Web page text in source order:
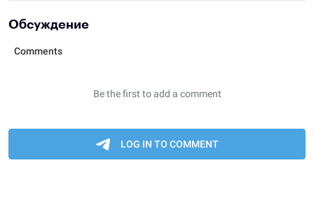
Обсуждение